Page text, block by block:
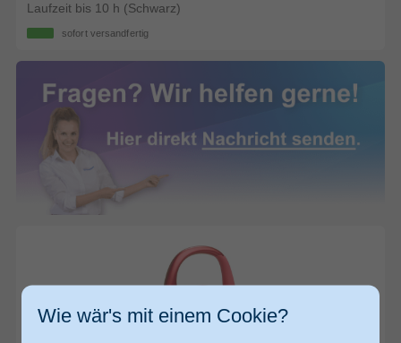
Laufzeit bis 10 h (Schwarz)
sofort versandfertig
Wie wär's mit einem Cookie?